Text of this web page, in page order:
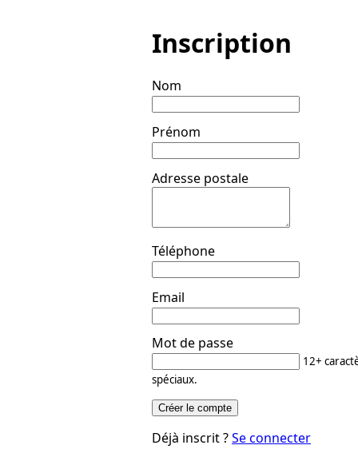
Inscription
Nom
Prénom
Adresse postale
Téléphone
Email
Mot de passe
12+
spéciaux.
Créer le compte
Déjà inscrit ?Se connecter